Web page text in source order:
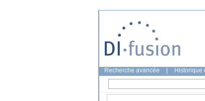
Recherche avancée Historique